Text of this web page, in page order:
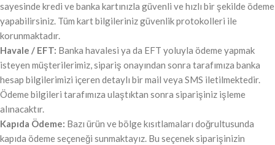
sayesinde kredi ve banka kartınızla güvenli ve hızlı bir şekilde ödeme
yapabilirsiniz. Tüm kart bilgileriniz güvenlik protokolleri ile
korunmaktadır.
Havale / EFT: Banka havalesi ya da EFT yoluyla ödeme yapmak
isteyen müşterilerimiz, sipariş onayından sonra tarafımıza banka
hesap bilgilerimizi içeren detaylı bir mail veya SMS iletilmektedir.
Ödeme bilgileri tarafımıza ulaştıktan sonra siparişiniz işleme
alınacaktır.
Kapıda Ödeme: Bazı ürün ve bölge kısıtlamaları doğrultusunda
kapıda ödeme seçeneği sunmaktayız. Bu seçenek siparişinizin